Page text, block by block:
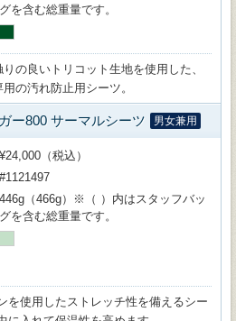
グを含む総重量です。
の良いトリコット生地を使用した、
の汚れ防止用シーツ。
ー800 サーマルシーツ 男女兼用
¥24,000（税込）
#1121497
446g（466g）※（ ）内はスタッフバッ
グを含む総重量です。
を使用したストレッチ性を備えるシー